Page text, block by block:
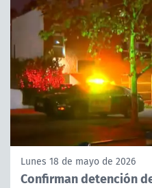
Lunes 18 de mayo de 2026
Confirman detención